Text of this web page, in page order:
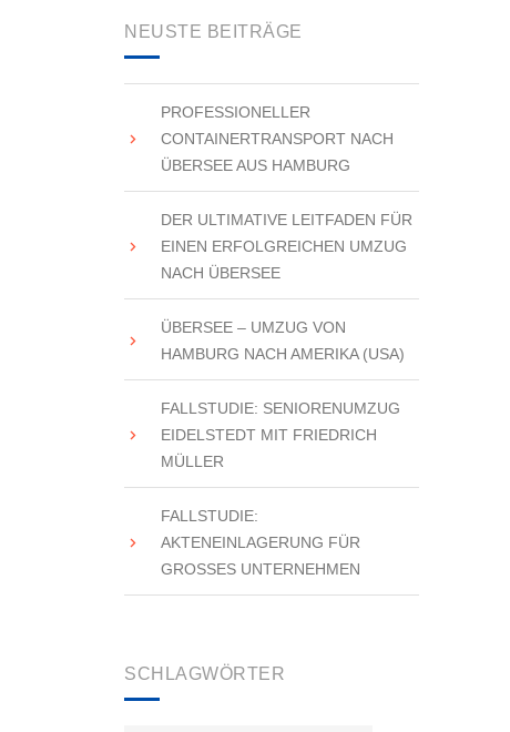
NEUSTE BEITRÄGE
PROFESSIONELLER
CONTAINERTRANSPORT NACH
ÜBERSEE AUS HAMBURG
DER ULTIMATIVE LEITFADEN FÜR
EINEN ERFOLGREICHEN UMZUG
NACH ÜBERSEE
ÜBERSEE – UMZUG VON
HAMBURG NACH AMERIKA (USA)
FALLSTUDIE: SENIORENUMZUG
EIDELSTEDT MIT FRIEDRICH
MÜLLER
FALLSTUDIE:
AKTENEINLAGERUNG FÜR
GROSSES UNTERNEHMEN
SCHLAGWÖRTER